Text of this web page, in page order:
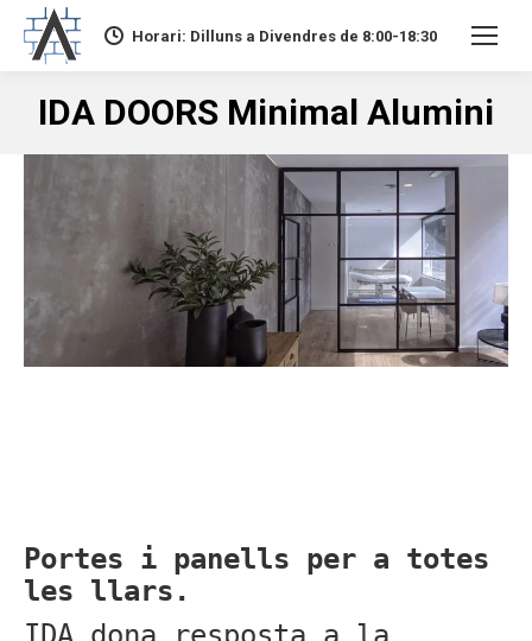
Horari: Dilluns a Divendres de 8:00-18:30
IDA DOORS Minimal Alumini
You are here:
Portes i panells per a totes
les llars.